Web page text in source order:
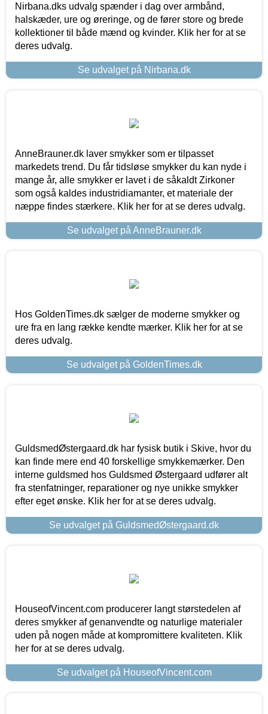
Nirbana.dks udvalg spænder i dag over armbånd,
halskæder, ure og øreringe, og de fører store og brede
kollektioner til både mænd og kvinder. Klik her for at se
deres udvalg.
Se udvalget på Nirbana.dk
AnneBrauner.dk laver smykker som er tilpasset
markedets trend. Du får tidsløse smykker du kan nyde i
mange år, alle smykker er lavet i de såkaldt Zirkoner
som også kaldes industridiamanter, et materiale der
næppe findes stærkere. Klik her for at se deres udvalg.
Se udvalget på AnneBrauner.dk
Hos GoldenTimes.dk sælger de moderne smykker og
ure fra en lang række kendte mærker. Klik her for at se
deres udvalg.
Se udvalget på GoldenTimes.dk
GuldsmedØstergaard.dk har fysisk butik i Skive, hvor du
kan finde mere end 40 forskellige smykkemærker. Den
interne guldsmed hos Guldsmed Østergaard udfører alt
fra stenfatninger, reparationer og nye unikke smykker
efter eget ønske. Klik her for at se deres udvalg.
Se udvalget på GuldsmedØstergaard.dk
HouseofVincent.com producerer langt størstedelen af
deres smykker af genanvendte og naturlige materialer
uden på nogen måde at kompromittere kvaliteten. Klik
her for at se deres udvalg.
Se udvalget på HouseofVincent.com